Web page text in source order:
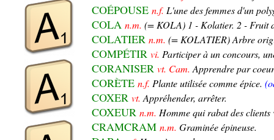
COÉPOUSE n.f. L'une des femmes d'un
COLA n.m. (= KOLA) 1 - Kolatier. 2 - Fruit
COLATIER n.m. (= KOLATIER) Arbre
COMPÉTIR vi. Participer à un concours,
CORANISER vt. Cam. Apprendre par
CORÈTE n.f. Plante utilisée comme épice.
COXER vt. Appréhender, arrêter.
COXEUR n.m. Homme qui rabat des
CRAMCRAM n.m. Graminée épineuse.